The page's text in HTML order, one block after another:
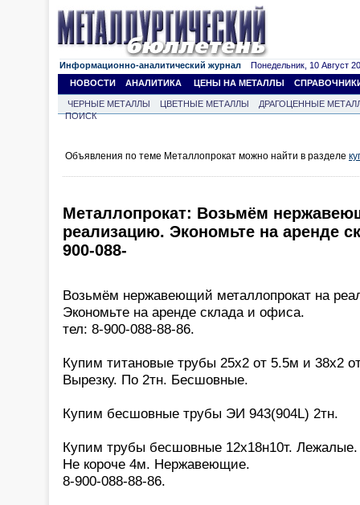
Информационно-аналитический журнал Понедельник, 10 Август
НОВОСТИ
АНАЛИТИКА ЦЕНЫ НА МЕТАЛЛЫ
ЧЕРНЫЕ МЕТАЛЛЫ ЦВЕТНЫЕ МЕТАЛЛЫ
ДРАГОЦЕННЫЕ
ПОИСК
Объявления по теме Металлопрокат можно найти в разделе
Металлопрокат: Возьмём
реализацию. Экономьте на аренде
900-088-
Возьмём нержавеющий металлопрокат на
Экономьте на аренде склада и офиса.
тел: 8-900-088-88-86.
Купим титановые трубы 25х2 от 5.5м и 38х2
Вырезку. По 2тн. Бесшовные.
Купим бесшовные трубы ЭИ 943(904L) 2тн.
Купим трубы бесшовные 12х18н10т. Лежалые.
Не короче 4м. Нержавеющие.
8-900-088-88-86.